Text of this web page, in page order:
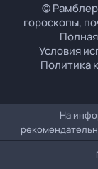
© Рамблер
гороскопы,
Условия
Политика
На